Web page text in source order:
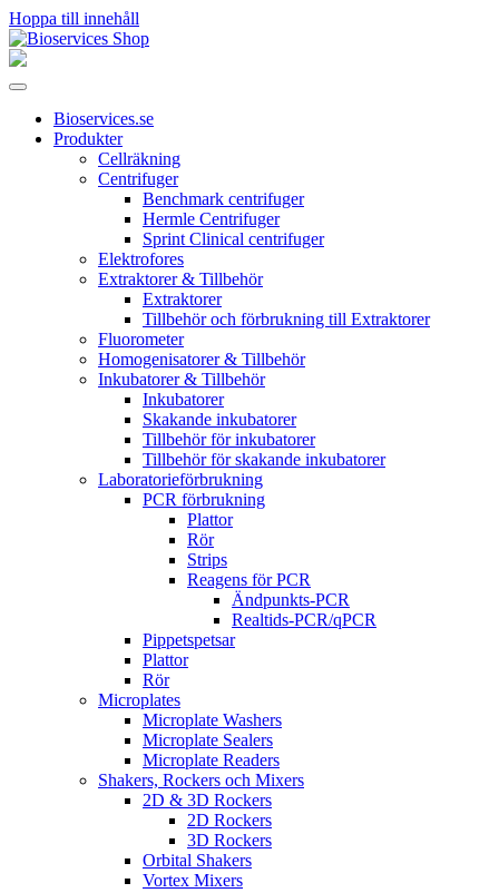
Hoppa till innehåll
Huvudnavigering
Bioservices.se
Produkter
Cellräkning
Centrifuger
Benchmark centrifuger
Hermle Centrifuger
Sprint Clinical centrifuger
Elektrofores
Extraktorer & Tillbehör
Extraktorer
Tillbehör och förbrukning till Extraktorer
Fluorometer
Homogenisatorer & Tillbehör
Inkubatorer & Tillbehör
Inkubatorer
Skakande inkubatorer
Tillbehör för inkubatorer
Tillbehör för skakande inkubatorer
Laboratorieförbrukning
PCR förbrukning
Plattor
Rör
Strips
Reagens för PCR
Ändpunkts-PCR
Realtids-PCR/qPCR
Pippetspetsar
Plattor
Rör
Microplates
Microplate Washers
Microplate Sealers
Microplate Readers
Shakers, Rockers och Mixers
2D & 3D Rockers
2D Rockers
3D Rockers
Orbital Shakers
Vortex Mixers